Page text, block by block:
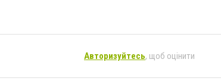
Авторизуйтесь, щоб оцінити